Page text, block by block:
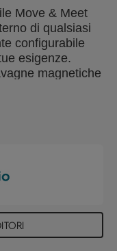
Move & Meet
di qualsiasi
configurabile
esigenze.
magnetiche
pannelli in
e idee.
contemporaneo
qualsiasi
europeo
1.900 articoli.